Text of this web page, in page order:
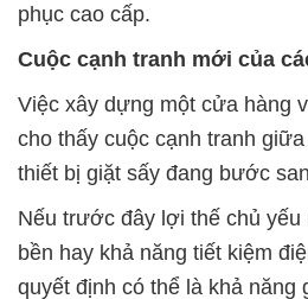
phục cao cấp.
Cuộc cạnh tranh mới của
Việc xây dựng một cửa hàng
cho thấy cuộc cạnh tranh
thiết bị giặt sấy đang bước
Nếu trước đây lợi thế chủ
bền hay khả năng tiết kiệm
quyết định có thể là khả năng